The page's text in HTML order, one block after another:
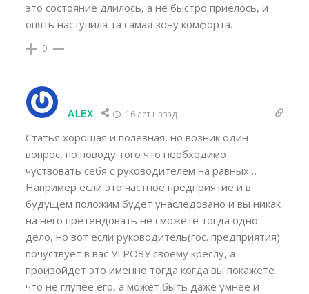
это состояние длилось, а не быстро приелось, и
опять наступила та самая зону комфорта.
0
ALEX 16 лет назад
Статья хорошая и полезная, но возник один
вопрос, по поводу того что необходимо
чуствовать себя с руководителем на равных…
Например если это частное предприятие и в
будущем положим будет унаследовано и вы никак
на него претендовать не сможете тогда одно
дело, но вот если руководитель(гос. предприятия)
почуствует в вас УГРОЗУ своему креслу, а
произойдет это именно тогда когда вы покажете
что не глупее его, а может быть даже умнее и